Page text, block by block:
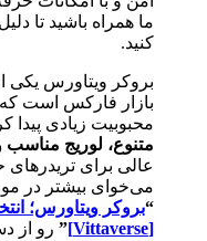
ما همراه باشید تا
کنید.
بروکر ویتاورس یکی
بازار فارکس است که
محبوبیت زیادی پیدا
متنوع، لوریج مناسب
عالی برای
می‌خوای بیشتر در
“بروکر ویتاورس؛
[Vittaverse]
” رو از